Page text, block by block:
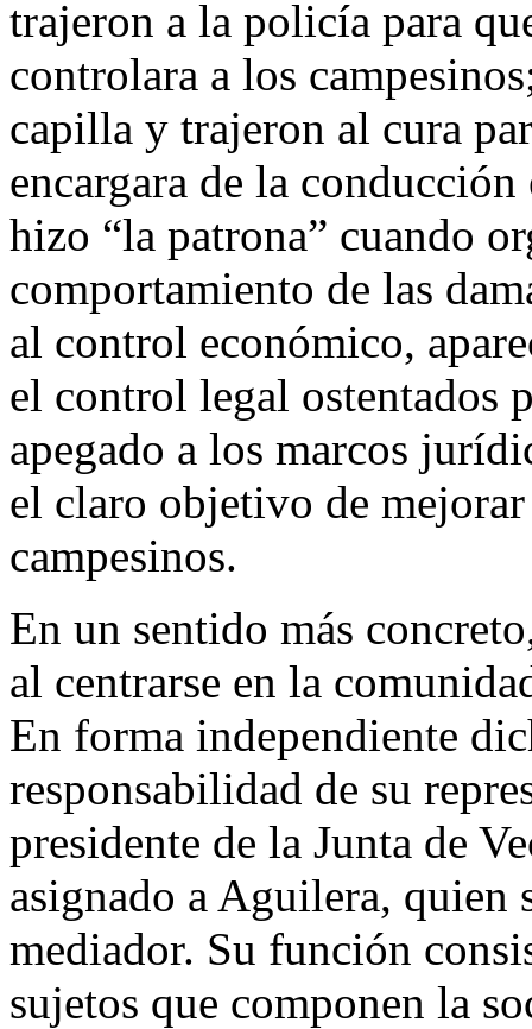
trajeron a la policía para
controlara a los
capilla y trajeron al cura
encargara de la
hizo “la patrona” cuando
comportamiento de las
al control económico,
el control legal ostentados
apegado a los marcos
el claro objetivo de
campesinos.
En un sentido más
al centrarse en la
En forma independiente
responsabilidad de su
presidente de la Junta de
asignado a Aguilera, quien
mediador. Su función
sujetos que componen la